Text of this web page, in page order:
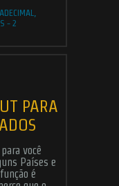
,
- 2
PARA
você
Países e
é